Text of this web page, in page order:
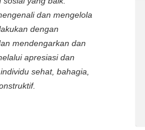
dan mengelola
dengan
mendengarkan dan
apresiasi dan
sehat, bahagia,
.